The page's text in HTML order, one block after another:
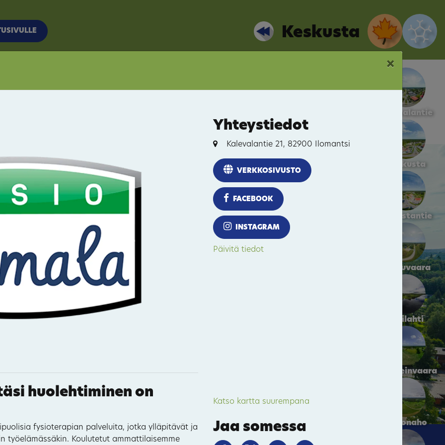
Keskusta
Kalevalantie
Keskusta
Pogostantie
Hattuvaara
Kivilahti
Parppeinvaara
Kakonaho
×
huolehtiminen on
fysioterapian palveluita, jotka ylläpitävät ja
työelämässäkin. Koulutetut ammattilaisemme
Yhteystiedot
Kalevalantie 21, 82900 Ilomantsi
VERKKOSIVUSTO
FACEBOOK
INSTAGRAM
Päivitä tiedot
Katso kartta suurempana
Jaa somessa